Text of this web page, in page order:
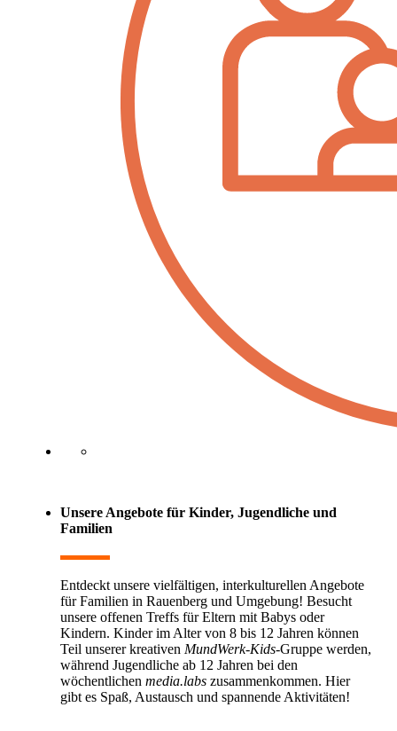
Unsere Angebote für Kinder, Jugendliche und
Familien
Entdeckt unsere vielfältigen, interkulturellen Angebote
für Familien in Rauenberg und Umgebung! Besucht
unsere offenen Treffs für Eltern mit Babys oder
Kindern. Kinder im Alter von 8 bis 12 Jahren können
Teil unserer kreativen MundWerk-Kids-Gruppe werden,
während Jugendliche ab 12 Jahren bei den
wöchentlichen media.labs zusammenkommen. Hier
gibt es Spaß, Austausch und spannende Aktivitäten!